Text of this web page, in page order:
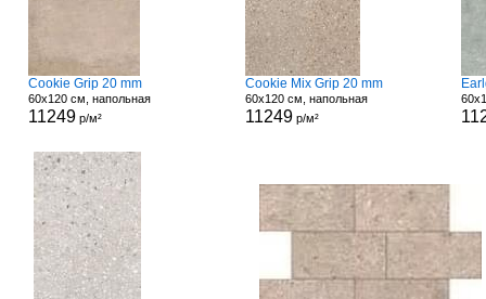
Cookie Grip 20 mm
60x120 см, напольная
11249 р/м²
Cookie Mix Grip 20 mm
60x120 см, напольная
11249р/м²